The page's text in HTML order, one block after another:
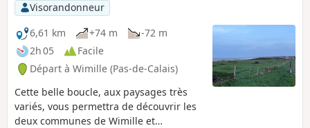
Visorandonneur
6,61 km
+74 m
-72 m
2h 05
Facile
Départ à Wimille (Pas-de-Calais)
Cette belle boucle, aux paysages très
variés, vous permettra de découvrir les
deux communes de Wimille et